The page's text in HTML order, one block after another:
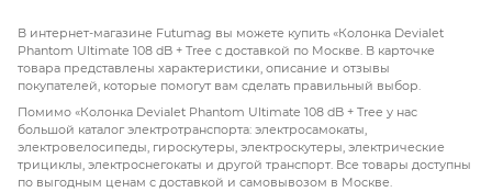
воздушности и простора.
обеспечивает устойчивость и гасит вибрации.
Devialet Phantom Ultimate 108 dB с напольными
компромиссы между качеством звука и дизайном.
В интернет-магазине Futumag вы можете купить «Колонка Devialet
Phantom Ultimate 108 dB + Tree с доставкой по Москве. В карточке
товара представлены характеристики, описание и отзывы
покупателей, которые помогут вам сделать правильный выбор.
Помимо «Колонка Devialet Phantom Ultimate 108 dB + Tree у нас
большой каталог электротранспорта: электросамокаты,
электровелосипеды, гироскутеры, электроскутеры, электрические
трициклы, электроснегокаты и другой транспорт. Все товары доступны
по выгодным ценам с доставкой и самовывозом в Москве.